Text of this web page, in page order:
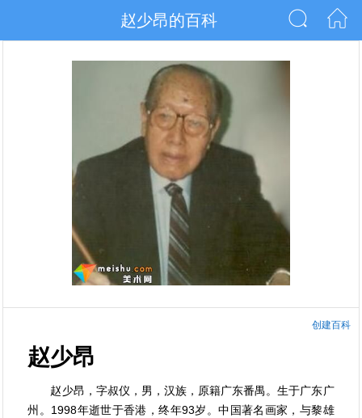
赵少昂的百科
创建百科
赵少昂
赵少昂，字叔仪，男，汉族，原籍广东番禺。生于广东广
州。1998年逝世于香港，终年93岁。中国著名画家，与黎雄